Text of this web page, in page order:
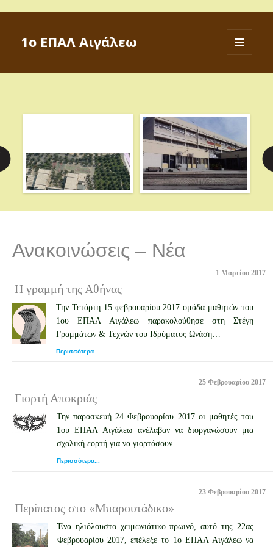
1ο ΕΠΑΛ Αιγάλεω
Ανακοινώσεις – Νέα
1 Μαρτίου 2017
Η γραμμή της Αθήνας
Την Τετάρτη 15 φεβρουαρίου 2017 ομάδα μαθητών του
1ου ΕΠΑΛ Αιγάλεω παρακολούθησε στη Στέγη
Γραμμάτων & Τεχνών του Ιδρύματος Ωνάση…
Περισσότερα...
25 Φεβρουαρίου 2017
Γιορτή Αποκριάς
Την παρασκευή 24 Φεβρουαρίου 2017 οι μαθητές του
1ου ΕΠΑΛ Αιγάλεω ανέλαβαν να διοργανώσουν μια
σχολική εορτή για να γιορτάσουν…
Περισσότερα...
23 Φεβρουαρίου 2017
Περίπατος στο «Μπαρουτάδικο»
Ένα ηλιόλουστο χειμωνιάτικο πρωινό, αυτό της 22ας
Φεβρουαρίου 2017, επέλεξε το 1ο ΕΠΑΛ Αιγάλεω να